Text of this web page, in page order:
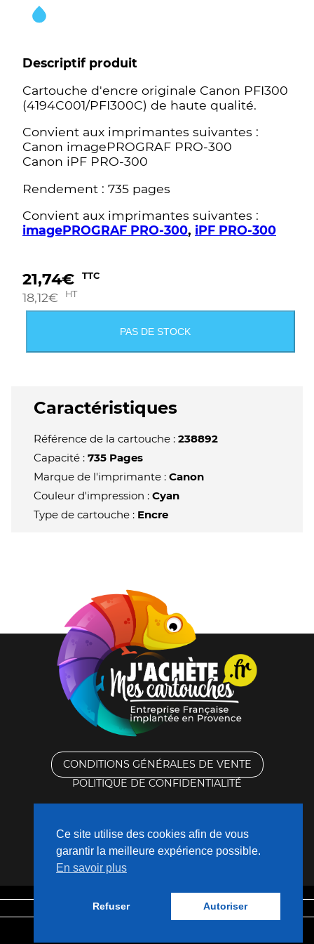
Descriptif produit
Cartouche d'encre originale Canon PFI300
(4194C001/PFI300C) de haute qualité.
Convient aux imprimantes suivantes :
Canon imagePROGRAF PRO-300
Canon iPF PRO-300
Rendement : 735 pages
Convient aux imprimantes suivantes :
imagePROGRAF PRO-300, iPF PRO-300
21,74€ TTC
18,12€ HT
PAS DE STOCK
Caractéristiques
Référence de la cartouche : 238892
Capacité : 735 Pages
Marque de l'imprimante : Canon
Couleur d'impression : Cyan
Type de cartouche : Encre
CONDITIONS GÉNÉRALES DE VENTE
POLITIQUE DE CONFIDENTIALITÉ
CONTACTEZ-NOUS
Mentions légales
Ce site utilise des cookies afin de vous
garantir la meilleure expérience possible.
En savoir plus
Refuser Autoriser